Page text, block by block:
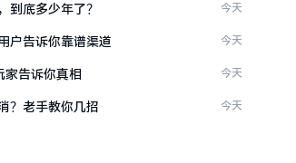
到底多少年了？ 今天
户告诉你靠谱渠道 今天
告诉你真相 今天
？老手教你几招 今天